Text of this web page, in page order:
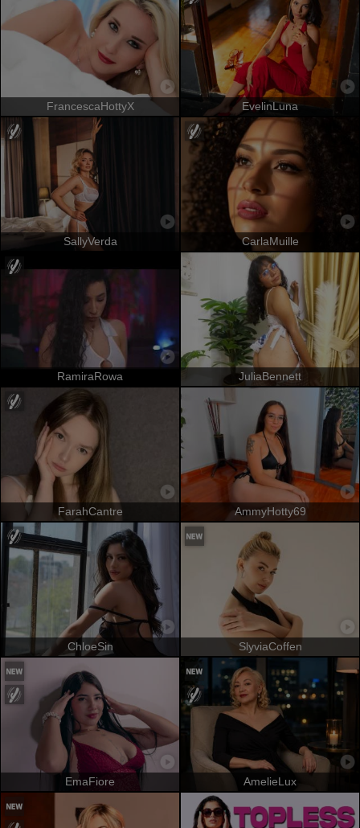
FrancescaHottyX EvelinLuna
SallyVerda CarlaMuille
RamiraRowa JuliaBennett
FarahCantre AmmyHotty69
ChloeSin SlyviaCoffen
EmaFiore AmelieLux